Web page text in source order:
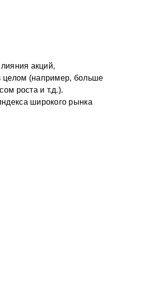
акций,
целом (например, больше
роста и т.д.).
широкого рынка